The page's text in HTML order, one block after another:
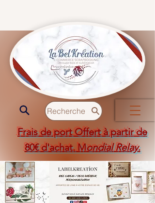
Recherche
Frais de port Offert à partir de
80€ d'achat. Mondial Relay.